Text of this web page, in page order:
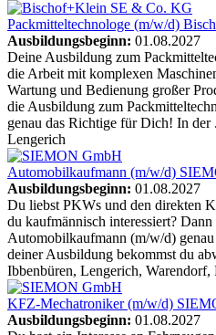
Packmitteltechnologe (m/w/d)
Ausbildungsbeginn: 01.08.2027
Deine Ausbildung zum
die Arbeit mit komplexen
Wartung und Bedienung großer
die Ausbildung zum
genau das Richtige für Dich! In der
Lengerich
Automobilkaufmann (m/w/d)
Ausbildungsbeginn: 01.08.2027
Du liebst PKWs und den direkten
du kaufmännisch interessiert?
Automobilkaufmann (m/w/d)
deiner Ausbildung bekommst du
Ibbenbüren, Lengerich, Warendorf,
KFZ-Mechatroniker (m/w/d)
Ausbildungsbeginn: 01.08.2027